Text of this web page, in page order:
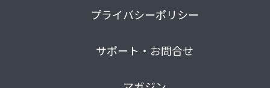
プライバシーポリシー
サポート・お問合せ